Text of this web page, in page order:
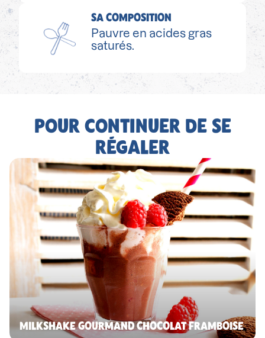
SA COMPOSITION
Pauvre en acides gras
saturés.
POUR CONTINUER DE SE
RÉGALER
MILKSHAKE GOURMAND CHOCOLAT FRAMBOISE